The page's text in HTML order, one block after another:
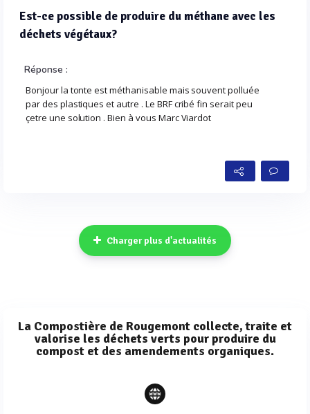
Est-ce possible de produire du méthane avec les
déchets végétaux?
Réponse :
Bonjour la tonte est méthanisable mais souvent polluée
par des plastiques et autre . Le BRF cribé fin serait peu
çetre une solution . Bien à vous Marc Viardot
Charger plus d'actualités
La Compostière de Rougemont collecte, traite et
valorise les déchets verts pour produire du
compost et des amendements organiques.